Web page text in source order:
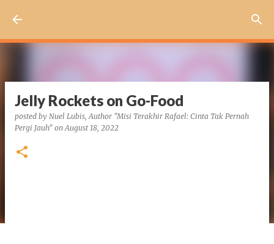
Jelly Rockets on Go-Food
posted by Nuel Lubis, Author "Misi Terakhir Rafael: Cinta Tak Pernah
Pergi Jauh" onAugust 18, 2022